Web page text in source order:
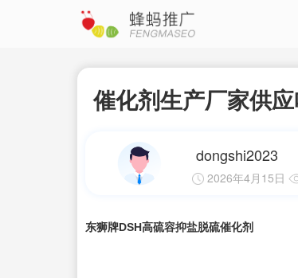
催化剂生产厂家供
dongshi2023
2026年4月15日
东狮牌DSH高硫容抑盐脱硫催化剂